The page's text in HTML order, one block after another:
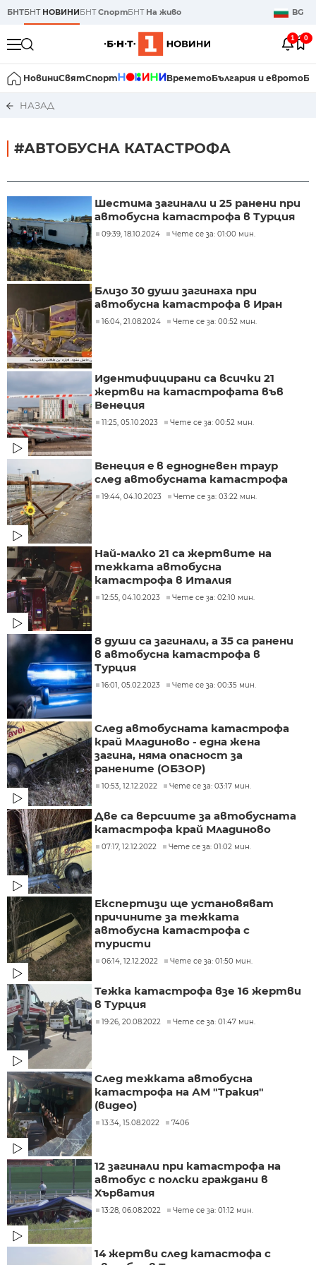
БНТБНТ НОВИНИБНТСпортБНТ На живо BG
1 0
НовиниСвятСпорт ВреметоБългария и еврото
НАЗАД
#АВТОБУСНА КАТАСТРОФА
Шестима загинали и 25 ранени при
автобусна катастрофа в Турция
09:39, 18.10.2024 Чете се за: 01:00 мин.
Близо 30 души загинаха при
автобусна катастрофа в Иран
16:04, 21.08.2024 Чете се за: 00:52 мин.
Идентифицирани са всички 21
жертви на катастрофата във
Венеция
11:25, 05.10.2023 Чете се за: 00:52 мин.
Венеция e в еднодневен траур
след автобусната катастрофа
19:44, 04.10.2023 Чете се за: 03:22 мин.
Най-малко 21 са жертвите на
тежката автобусна
катастрофа в Италия
12:55, 04.10.2023 Чете се за: 02:10 мин.
8 души са загинали, а 35 са ранени
в автобусна катастрофа в
Турция
16:01, 05.02.2023 Чете се за: 00:35 мин.
След автобусната катастрофа
край Младиново - една жена
загина, няма опасност за
ранените (ОБЗОР)
10:53, 12.12.2022 Чете се за: 03:17 мин.
Две са версиите за автобусната
катастрофа край Младиново
07:17, 12.12.2022 Чете се за: 01:02 мин.
Експертизи ще установяват
причините за тежката
автобусна катастрофа с
туристи
06:14, 12.12.2022 Чете се за: 01:50 мин.
Тежка катастрофа взе 16 жертви
в Турция
19:26, 20.08.2022 Чете се за: 01:47 мин.
След тежката автобусна
катастрофа на АМ "Тракия"
(видео)
13:34, 15.08.2022 7406
12 загинали при катастрофа на
автобус с полски граждани в
Хърватия
13:28, 06.08.2022 Чете се за: 01:12 мин.
14 жертви след катастофа с